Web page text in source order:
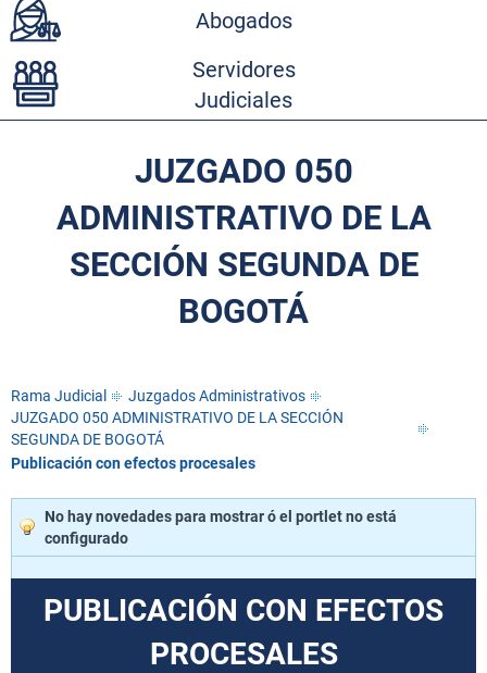
Abogados
Servidores
Judiciales
JUZGADO 050
ADMINISTRATIVO DE LA
SECCIÓN SEGUNDA DE
BOGOTÁ
Rama Judicial
Juzgados Administrativos
JUZGADO 050 ADMINISTRATIVO DE LA SECCIÓN
SEGUNDA DE BOGOTÁ
Publicación con efectos procesales
No hay novedades para mostrar ó el portlet no está
configurado
PUBLICACIÓN CON EFECTOS
PROCESALES